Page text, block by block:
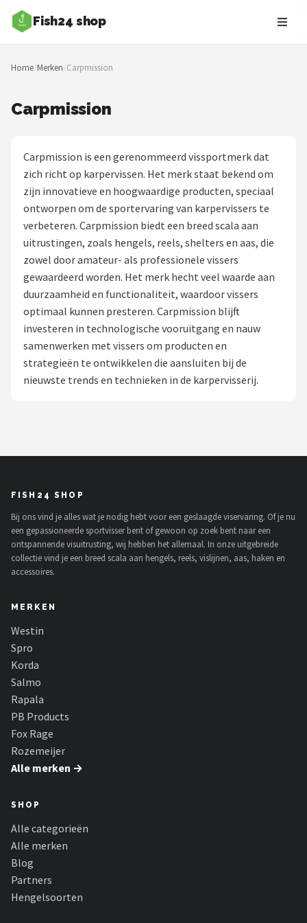
Fish24 shop
Zoeken
NAVIGATIE
Blog
Hengelsoorten
Hengels
Molens
Dobbers
Kunstaas
Shop
Salmo
Rapala
Rozemeijer
Gamakatsu
Mikado
Alle merken →
Home/Merken/Carpmission
Carpmission
Carpmission is een gerenommeerd vissportmerk dat
zich richt op karpervissen. Het merk staat bekend om
zijn innovatieve en hoogwaardige producten, speciaal
ontworpen om de sportervaring van karpervissers te
verbeteren. Carpmission biedt een breed scala aan
uitrustingen, zoals hengels, reels, shelters en aas, die
zowel door amateur- als professionele vissers
gewaardeerd worden. Het merk hecht veel waarde aan
duurzaamheid en functionaliteit, waardoor vissers
optimaal kunnen presteren. Carpmission blijft
investeren in technologische vooruitgang en nauw
samenwerken met vissers om producten en
strategieën te ontwikkelen die aansluiten bij de
nieuwste trends en technieken in de karpervisserij.
FISH24 SHOP
Bij ons vind je alles wat je nodig hebt voor een geslaagde viservaring. Of je nu
een gepassioneerde sportvisser bent of gewoon op zoek bent naar een
ontspannende visuitrusting, wij hebben het allemaal. In onze uitgebreide
collectie vind je een breed scala aan hengels, reels, vislijnen, aas, haken en
accessoires.
MERKEN
Westin
Spro
Korda
Salmo
Rapala
PB Products
Fox Rage
Rozemeijer
Alle merken →
SHOP
Alle categorieën
Alle merken
Blog
Partners
Hengelsoorten